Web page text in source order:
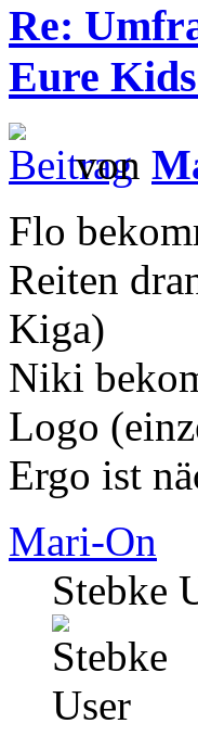
Re:
Eure
von
Flo
Reiten
Kiga)
Niki
Logo
Ergo ist
Mari-On
Stebke